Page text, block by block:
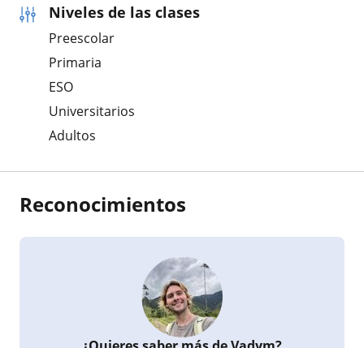
Niveles de las clases
Preescolar
Primaria
ESO
Universitarios
Adultos
Reconocimientos